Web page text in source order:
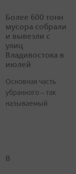
Более 600 тонн
мусора собрали
и вывезли с
улиц
Владивостока в
июлей
Основная часть
убранного – так
называемый
В